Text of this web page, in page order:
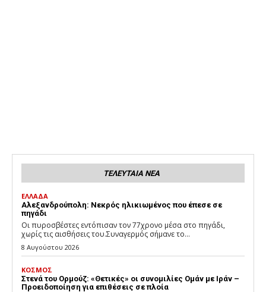
ΤΕΛΕΥΤΑΙΑ ΝΕΑ
ΕΛΛΑΔΑ
Αλεξανδρούπολη: Νεκρός ηλικιωμένος που έπεσε σε
πηγάδι
Οι πυροσβέστες εντόπισαν τον 77χρονο μέσα στο πηγάδι,
χωρίς τις αισθήσεις του.Συναγερμός σήμανε το...
8 Αυγούστου 2026
ΚΟΣΜΟΣ
Στενά του Ορμούζ: «Θετικές» οι συνομιλίες Ομάν με Ιράν –
Προειδοποίηση για επιθέσεις σε πλοία